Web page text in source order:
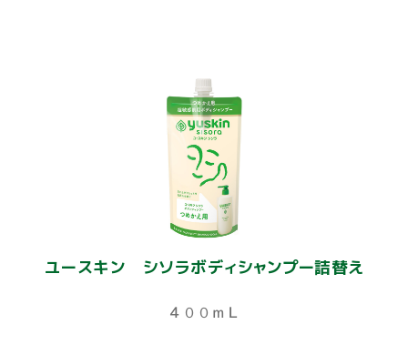
ユースキン シソラボディシャンプー詰替え
４００ｍＬ